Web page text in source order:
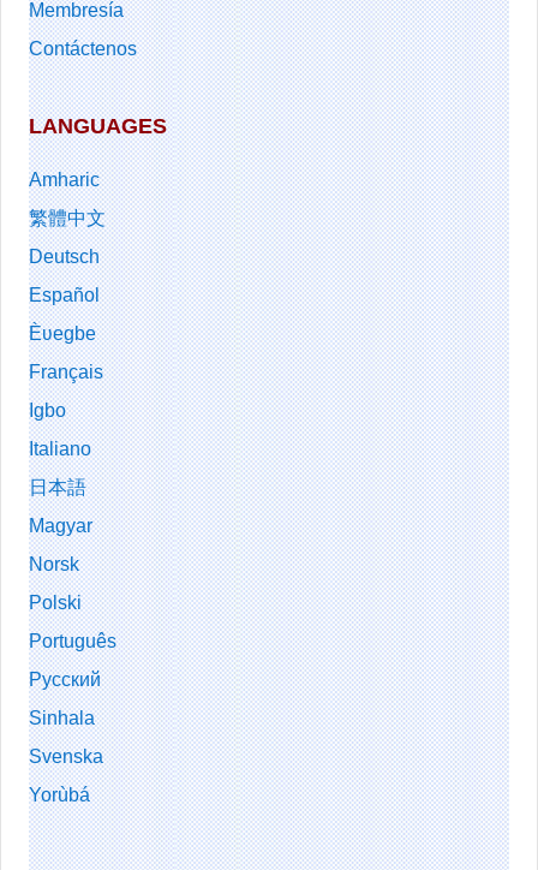
Membresía
Contáctenos
LANGUAGES
Amharic
繁體中文
Deutsch
Español
Èʋegbe
Français
Igbo
Italiano
日本語
Magyar
Norsk
Polski
Português
Русский
Sinhala
Svenska
Yorùbá